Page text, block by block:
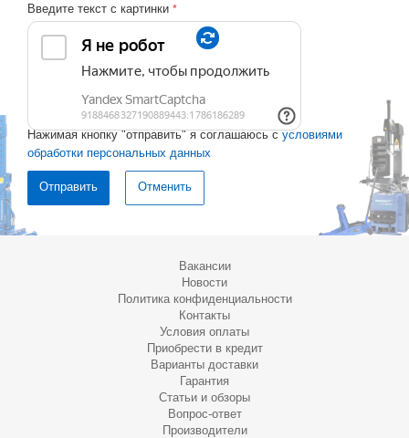
Введите текст с картинки *
Нажимая кнопку "отправить" я соглашаюсь с условиями
обработки персональных данных
Отменить
Вакансии
Новости
Политика конфиденциальности
Контакты
Условия оплаты
Приобрести в кредит
Варианты доставки
Гарантия
Статьи и обзоры
Вопрос-ответ
Производители